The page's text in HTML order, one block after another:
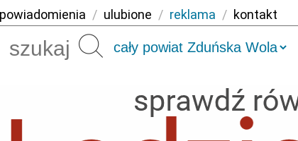
powiadomienia / ulubione / reklama / kontakt
Szukaj